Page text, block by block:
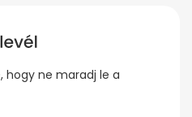
hogy ne maradj le a